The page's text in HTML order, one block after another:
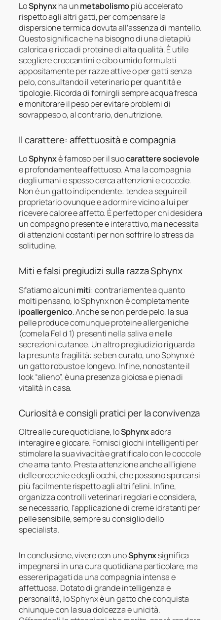
LoSphynxha unmetabolismopiù accelerato
rispetto agli altri gatti, per compensare la
dispersione termica dovuta all’assenza di mantello.
Questo significa che ha bisogno di una dieta più
calorica e ricca di proteine di alta qualità. È utile
scegliere croccantini e cibo umido formulati
appositamente per razze attive o per gatti senza
pelo, consultando il veterinario per quantità e
tipologie. Ricorda di fornirgli sempre acqua fresca
e monitorare il peso per evitare problemi di
sovrappeso o, al contrario, denutrizione.
Il carattere: affettuosità e compagnia
LoSphynxè famoso per il suocarattere socievole
e profondamente affettuoso. Ama la compagnia
degli umani e spesso cerca attenzioni e coccole.
Non è un gatto indipendente: tende a seguire il
proprietario ovunque e a dormire vicino a lui per
ricevere calore e affetto. È perfetto per chi desidera
un compagno presente e interattivo, ma necessita
di attenzioni costanti per non soffrire lo stress da
solitudine.
Miti e falsi pregiudizi sulla razza Sphynx
Sfatiamo alcunimiti: contrariamente a quanto
molti pensano, lo Sphynx non è completamente
ipoallergenico. Anche se non perde pelo, la sua
pelle produce comunque proteine allergeniche
(come la Fel d 1) presenti nella saliva e nelle
secrezioni cutanee. Un altro pregiudizio riguarda
la presunta fragilità: se ben curato, uno Sphynx è
un gatto robusto e longevo. Infine, nonostante il
look “alieno”, è una presenza gioiosa e piena di
vitalità in casa.
Curiosità e consigli pratici per la convivenza
Oltre alle cure quotidiane, loSphynxadora
interagire e giocare. Fornisci giochi intelligenti per
stimolare la sua vivacità e gratificalo con le coccole
che ama tanto. Presta attenzione anche all’igiene
delle orecchie e degli occhi, che possono sporcarsi
più facilmente rispetto agli altri felini. Infine,
organizza controlli veterinari regolari e considera,
se necessario, l’applicazione di creme idratanti per
pelle sensibile, sempre su consiglio dello
specialista.
In conclusione, vivere con unoSphynxsignifica
impegnarsi in una cura quotidiana particolare, ma
essere ripagati da una compagnia intensa e
affettuosa. Dotato di grande intelligenza e
personalità, lo Sphynx è un gatto che conquista
chiunque con la sua dolcezza e unicità.